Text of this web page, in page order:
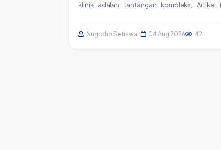
klinik adalah tantangan kompleks. Artikel
untuk sistem billing yang efisien,
Nugroho Setiawan 04 Aug 2026 42